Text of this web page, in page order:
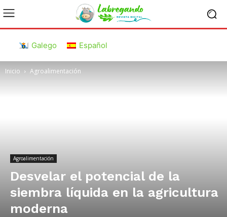
Galego Español
Inicio Agroalimentación
Agroalimentación
Desvelar el potencial de la
siembra líquida en la agricultura
moderna